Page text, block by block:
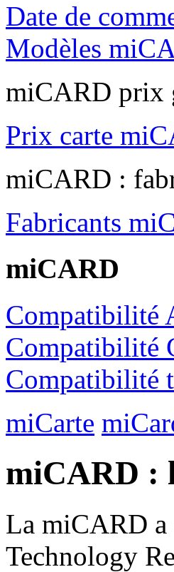
Date de
Modèles
miCARD prix
Prix carte
miCARD :
Fabricants
miCARD
Compatibilité
Compatibilité
Compatibilité
miCarte
miCARD :
La miCARD a
Technology